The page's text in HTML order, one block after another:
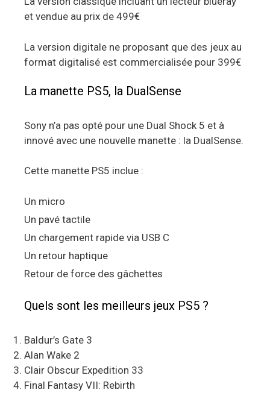
et vendue au prix de 499€
La version digitale ne proposant que des jeux au
format digitalisé est commercialisée pour 399€
La manette PS5, la DualSense
Sony n’a pas opté pour une Dual Shock 5 et à
innové avec une nouvelle manette : la DualSense.
Cette manette PS5 inclue :
Un micro
Un pavé tactile
Un chargement rapide via USB C
Un retour haptique
Retour de force des gâchettes
Quels sont les meilleurs jeux PS5 ?
Baldur’s Gate 3
Alan Wake 2
Clair Obscur Expedition 33
Final Fantasy VII: Rebirth